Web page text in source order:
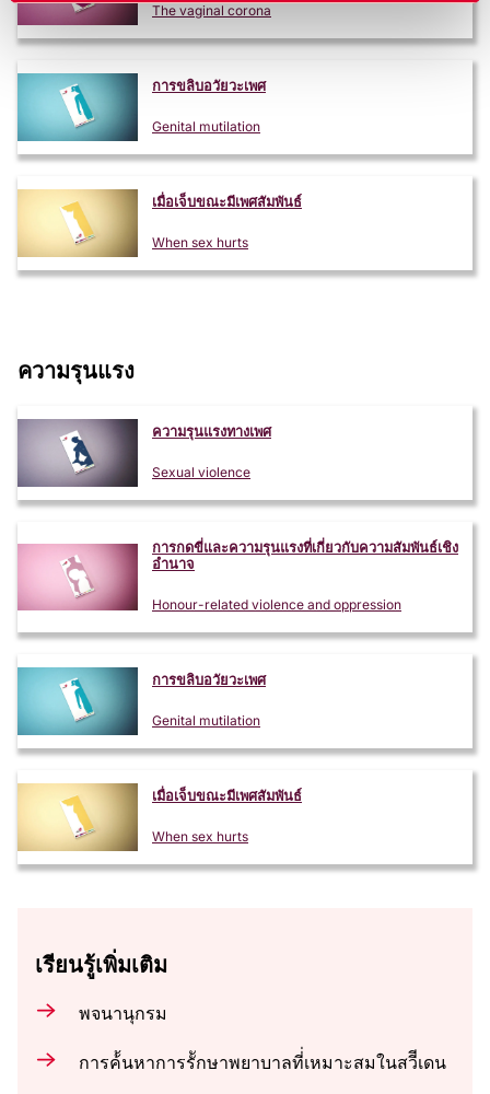
The vaginal corona
การขลิบอวัยวะเพศ
Genital mutilation
เมื่อเจ็บขณะมีเพศสัมพันธ์
When sex hurts
ความรุนแรง
ความรุนแรงทางเพศ
Sexual violence
การกดขี่และความรุนแรงที่เกี่ยวกับความสัมพันธ์เชิง
อำนาจ
Honour-related violence and oppression
การขลิบอวัยวะเพศ
Genital mutilation
เมื่อเจ็บขณะมีเพศสัมพันธ์
When sex hurts
เรียนรู้เพิ่มเติม
พจนานุกรม
การค้้นหาการรัักษาพยาบาลที่่เหมาะสมในสวีีเดน